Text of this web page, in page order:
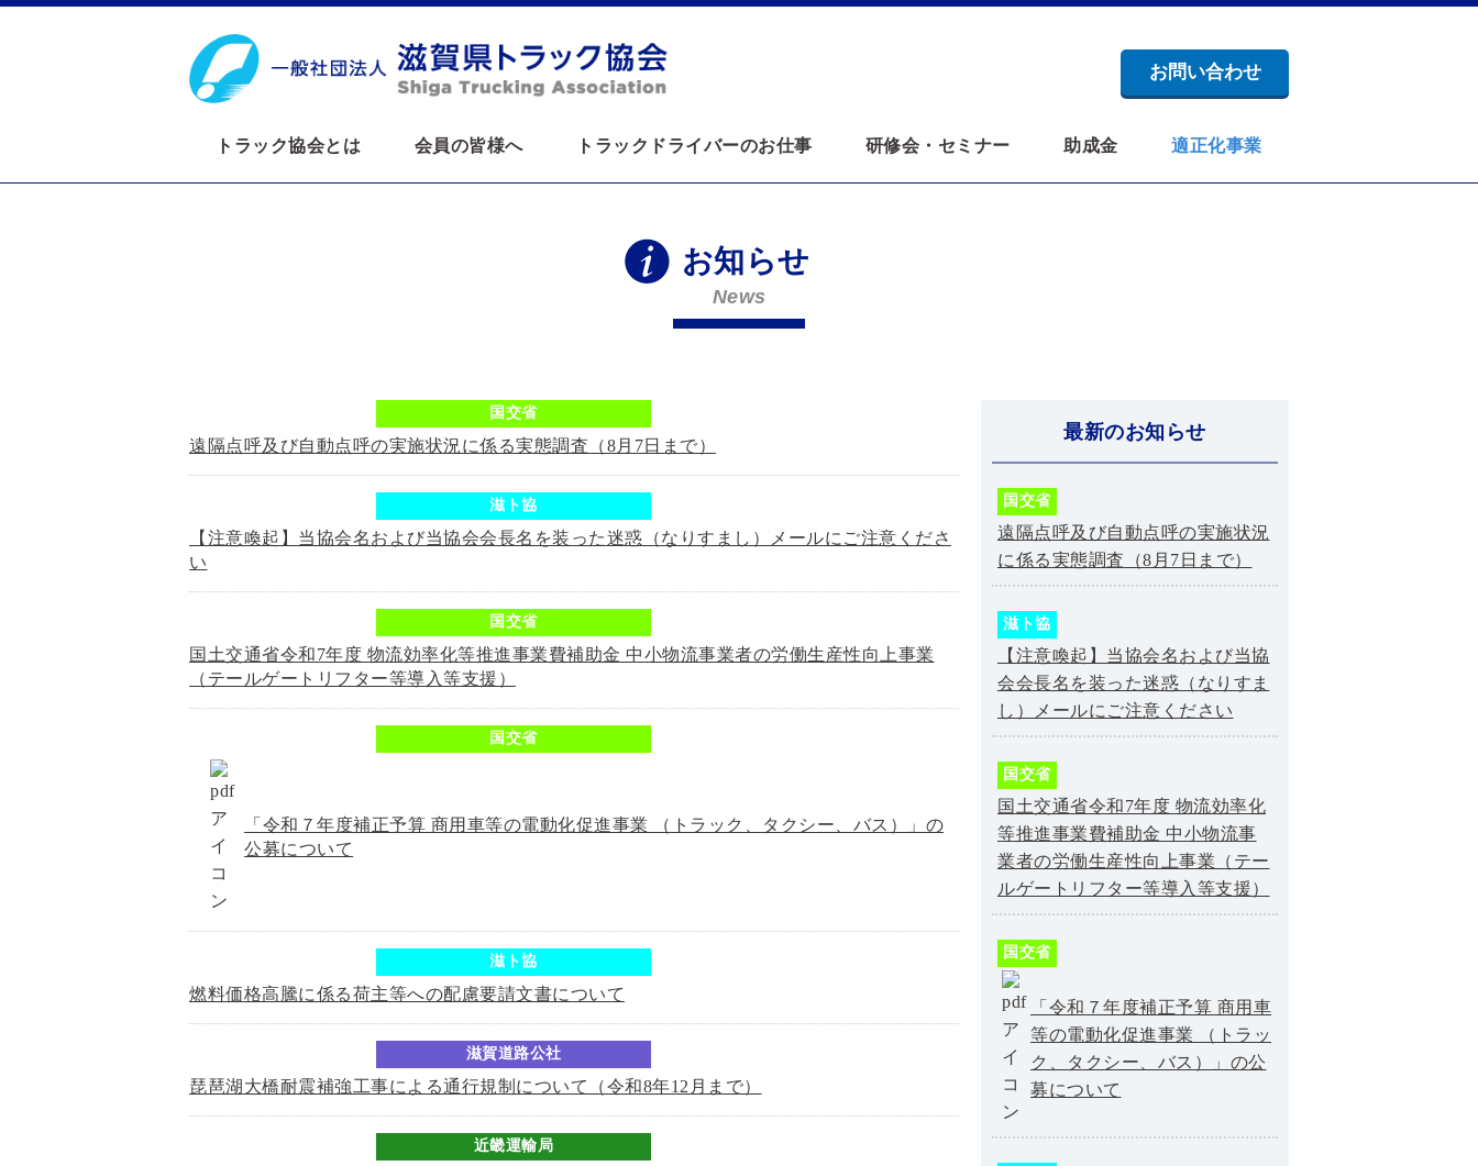
お問い合わせ
トラック協会とは 会員の皆様へ トラックドライバーのお仕事 研修会・セミナー 助成金 適正化事業
お知らせ
News
国交省
遠隔点呼及び自動点呼の実施状況に係る実態調査（8月7日まで）
滋ト協
【注意喚起】当協会名および当協会会長名を装った迷惑（なりすまし）メールにご注意くださ
い
国交省
国土交通省令和7年度 物流効率化等推進事業費補助金 中小物流事業者の労働生産性向上事業
（テールゲートリフター等導入等支援）
国交省
「令和７年度補正予算 商用車等の電動化促進事業 （トラック、タクシー、バス）」の
公募について
滋ト協
燃料価格高騰に係る荷主等への配慮要請文書について
滋賀道路公社
琵琶湖大橋耐震補強工事による通行規制について（令和8年12月まで）
近畿運輸局
最新のお知らせ
国交省
遠隔点呼及び自動点呼の実施状況
に係る実態調査（8月7日まで）
滋ト協
【注意喚起】当協会名および当協
会会長名を装った迷惑（なりすま
し）メールにご注意ください
国交省
国土交通省令和7年度 物流効率化
等推進事業費補助金 中小物流事
業者の労働生産性向上事業（テー
ルゲートリフター等導入等支援）
国交省
「令和７年度補正予算 商用車
等の電動化促進事業 （トラッ
ク、タクシー、バス）」の公
募について